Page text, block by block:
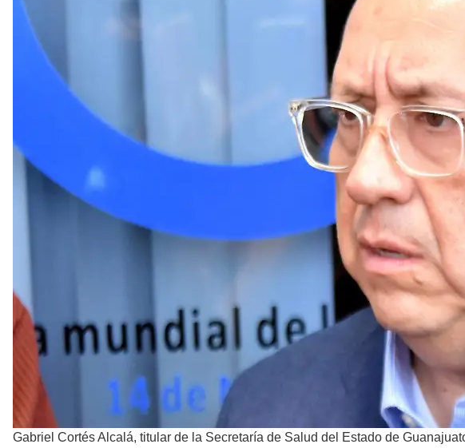
Gabriel Cortés Alcalá, titular de la Secretaría de Salud del Estado de